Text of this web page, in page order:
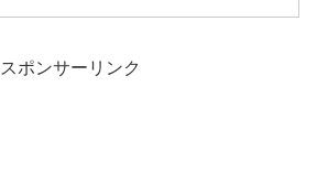
スポンサーリンク